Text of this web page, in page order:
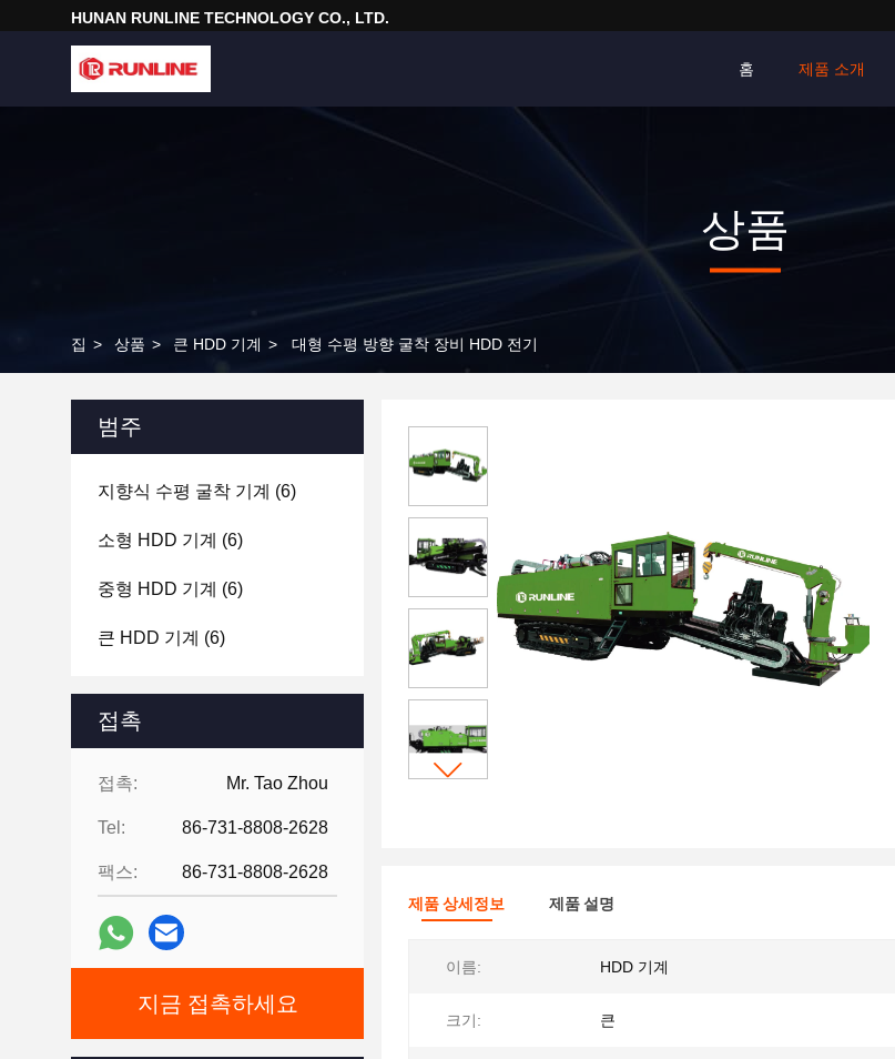
HUNAN RUNLINE TECHNOLOGY CO., LTD.
홈 제품 소개
상품
집 > 상품 > 큰 HDD 기계 > 대형 수평 방향 굴착 장비 HDD 전기
범주
지향식 수평 굴착 기계 (6)
소형 HDD 기계 (6)
중형 HDD 기계 (6)
큰 HDD 기계 (6)
접촉
접촉: Mr. Tao Zhou
Tel: 86-731-8808-2628
팩스: 86-731-8808-2628
지금 접촉하세요
제품 상세정보 제품 설명
이름: HDD 기계
크기: 큰